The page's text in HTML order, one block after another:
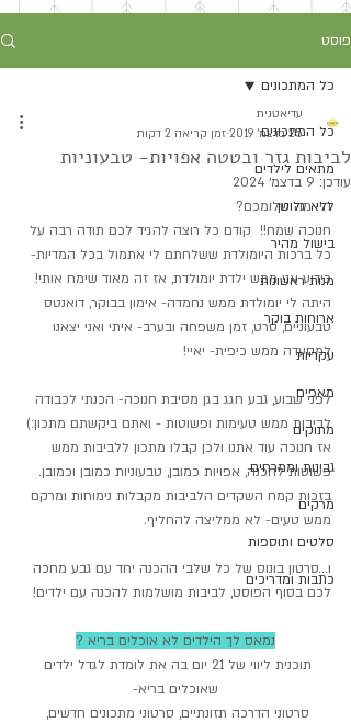
פוסט
כל המתכונים
מתאים לילדים
ללא גלוטן
בישול מהיר
מנות ראשונות
ארוחות בוקר
עקריות
מאפים
מתוקים
גבינות וממרחים
מרקים
סלטים ותוספות
כתבות ומדריכים
כל המתכונים
לביבות גזר ובטטה אפויות- טבעוניות
עדיאטנית
25 בדצמ׳ 2019
זמן קריאה 2 דקות
עודכן: 9 בדצמ׳ 2024
היי מה שלומכם?
חנוכה שמח!!  קודם כל רוצה להגיד לכם תודה רבה על
כל ברכות היומולדת ששלחתם לי אתמול בכל המדיות-
כידוע אני ממש ילדת יומולדת, אז זה מאוד שימח אותי!
היתה לי יומולדת ממש נחמדה- אימון בבוקר, דואנטס
טבעוניים, סרט, זמן משפחה ובערב- איתי ואני יצאנו
למסעדה ממש כיפית- יאיי!
לפני שבוע, גבע חגג בגן מסיבת חנוכה- הכנתי לכבודה
לביבות ממש טעימות ופשוטות - ואתם ביקשתם מתכון:)
אז חנוכה עוד אתנו ולכן קבלו מתכון ללביבות ממש
פשוטות להכנה, אפויות כמובן, טבעוניות כמובן וכמובן.
בזכות קמח השקדים הלביבות מקבלות נימוחות ומרקם
ממש טעים- לא ממליצה להחליף.
ו...סרטון בונוס של כל שלבי ההכנה יחד עם גבע מחכה
לכם בסוף הפוסט, לביבות מושלמות להכנה עם ילדים!
נמאס לך הילדים לא אוכלים בריא ?
תוכנית ליווי של 21 יום בה את לומדת לגדל ילדים
שאוכלים בריא-
סרטוני הדרכה תזונתיים, סרטוני מתכונים חדשים,